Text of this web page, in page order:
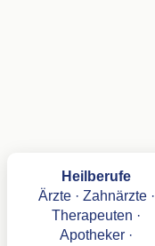
Heilberufe
Ärzte · Zahnärzte ·
Therapeuten ·
Apotheker ·